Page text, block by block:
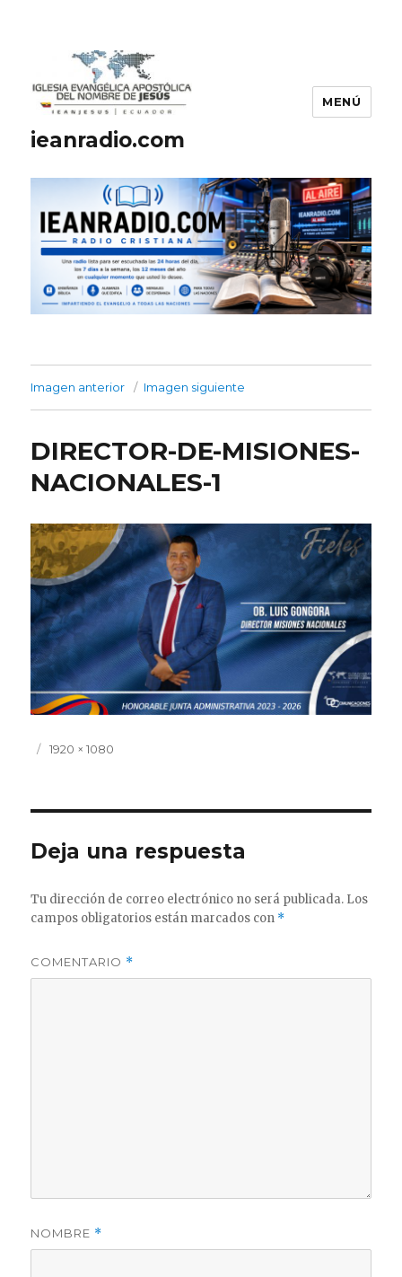
ieanradio.com
MENÚ
Imagen anterior Imagen siguiente
DIRECTOR-DE-MISIONES-
NACIONALES-1
Publicado
Tamaño
1920 × 1080
Deja una respuesta
Tu dirección de correo electrónico no será publicada. Los
campos obligatorios están marcados con *
COMENTARIO *
NOMBRE *